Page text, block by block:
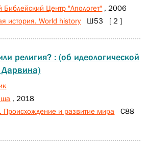
Библейский Центр "Апологет" , 2006
история. World history Ш53 [ 2 ]
религия? : (об идеологической
Дарвина)
, 2018
и развитие мира С88